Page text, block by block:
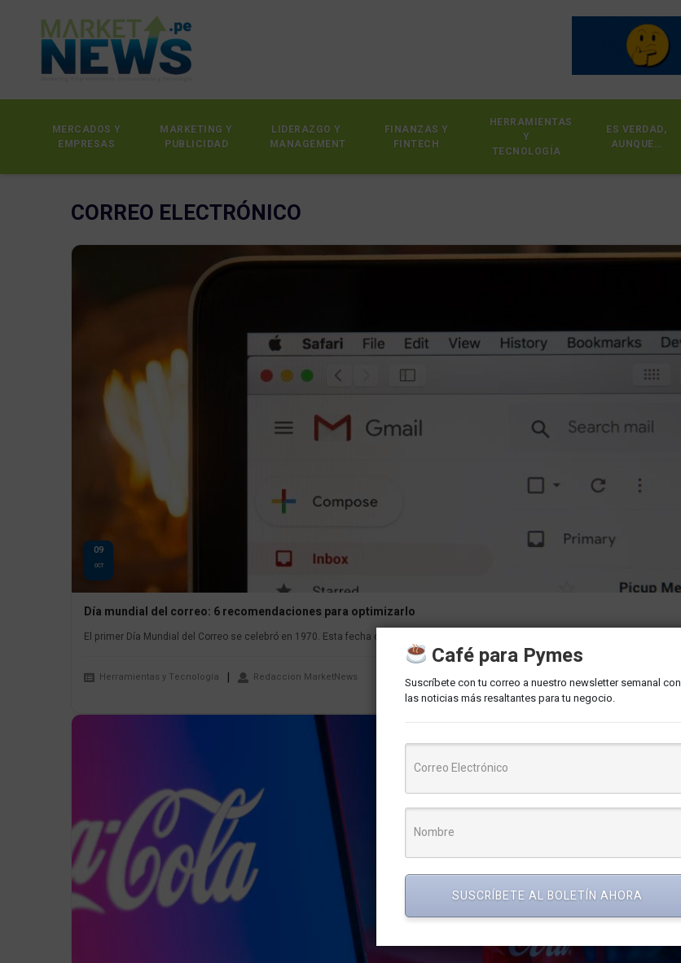
MERCADOS Y
EMPRESAS
MARKETING Y
PUBLICIDAD
LIDERAZGO Y
MANAGEMENT
FINANZAS Y
FINTECH
HERRAMIENTAS
Y
TECNOLOGÍA
ES VERDAD,
AUNQUE…
CORREO ELECTRÓNICO
09
OCT
Día mundial del correo: 6 recomendaciones para optimizarlo
El primer Día Mundial del Correo se celebró en 1970. Esta fecha conmemora la fundación de la Unión Postal Universal...
Herramientas y Tecnología Redaccion MarketNews
Café para Pymes
Suscríbete con tu correo a nuestro newsletter semanal con
las noticias más resaltantes para tu negocio.
SUSCRÍBETE AL BOLETÍN AHORA